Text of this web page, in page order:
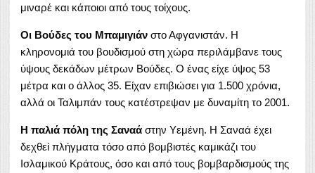
μιναρέ και κάποιοι από τους τοίχους.
Οι Βούδες του Μπαμιγιάν στο Αφγανιστάν. Η
κληρονομιά του βουδισμού στη χώρα περιλάμβανε τους
ύψους δεκάδων μέτρων Βούδες. Ο ένας είχε ύψος 53
μέτρα και ο άλλος 35. Είχαν επιβιώσει για 1.500 χρόνια,
αλλά οι Ταλιμπάν τους κατέστρεψαν με δυναμίτη το 2001.
Η παλιά πόλη της Σαναά στην Υεμένη. Η Σαναά έχει
δεχθεί πλήγματα τόσο από βομβιστές καμικάζι του
Ισλαμικού Κράτους, όσο και από τους βομβαρδισμούς της